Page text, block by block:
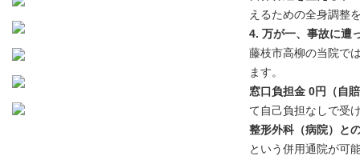
えるための全身調整
4. 万が一、事故に遭
藤枝市高柳の当院で
ます。
窓口負担金 0円（自
て自己負担なしで受
整形外科（病院）と
という併用通院が可